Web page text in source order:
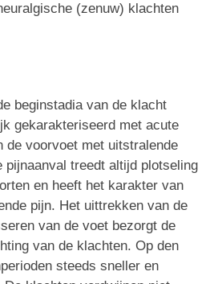
(zenuw) klachten
beginstadia van de klacht
gekarakteriseerd met acute
de voorvoet met uitstralende
pijnaanval treedt altijd plotseling
en heeft het karakter van
pijn. Het uittrekken van de
van de voet bezorgt de
van de klachten. Op den
steeds sneller en